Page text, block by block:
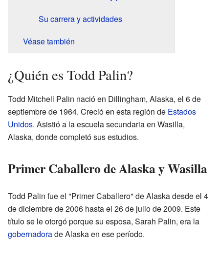
Su carrera y actividades
Véase también
¿Quién es Todd Palin?
Todd Mitchell Palin nació en Dillingham, Alaska, el 6 de
septiembre de 1964. Creció en esta región de Estados
Unidos. Asistió a la escuela secundaria en Wasilla,
Alaska, donde completó sus estudios.
Primer Caballero de Alaska y Wasilla
Todd Palin fue el "Primer Caballero" de Alaska desde el 4
de diciembre de 2006 hasta el 26 de julio de 2009. Este
título se le otorgó porque su esposa, Sarah Palin, era la
gobernadorade Alaska en ese período.